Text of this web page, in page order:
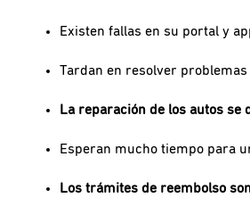
Existen fallas en su portal y
Tardan en resolver problemas
La reparación de los autos se
Esperan mucho tiempo para
Los trámites de reembolso